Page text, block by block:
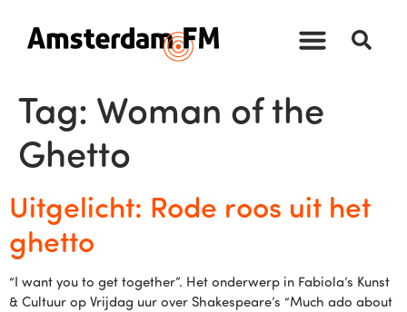
Tag: Woman of the
Ghetto
Uitgelicht: Rode roos uit het
ghetto
“I want you to get together”. Het onderwerp in Fabiola’s Kunst
& Cultuur op Vrijdag uur over Shakespeare’s “Much ado about